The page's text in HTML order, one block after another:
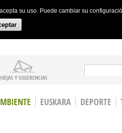
su uso. Puede cambiar su
Y SUGERENCIAS
Search
EUSKARA DEPORTE